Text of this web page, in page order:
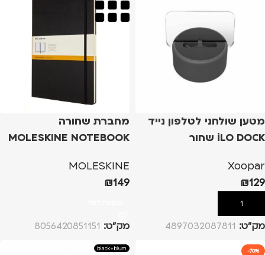
מטען שולחני לטלפון נייד
iLO DOCK שחור
Xoopar
₪129
הוספה לסל
מק”ט: 4897032087811
מחברת שחורה
MOLESKINE NOTEBOOK
MOLESKINE
₪149
מק”ט: 8056420851151
-70%